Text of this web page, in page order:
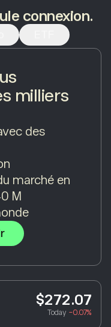
connexion.
milliers
des
marché en
M
$272.07
Today -0.07%